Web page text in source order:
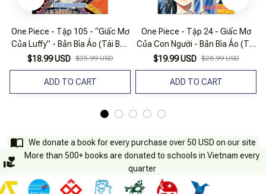
One Piece - Tập 105 - “Giấc Mơ
Của Luffy” - Bản Bìa Áo (Tái Bản
2025)
$18.99 USD $25.99 USD
ADD TO CART
One Piece - Tập 24 - Giấc Mơ
Của Con Người - Bản Bìa Áo (Tái
Bản 2022)
$19.99 USD $26.99 USD
ADD TO CART
We donate a book for every purchase over 50 USD on our site
More than 500+ books are donated to schools in Vietnam every
quarter